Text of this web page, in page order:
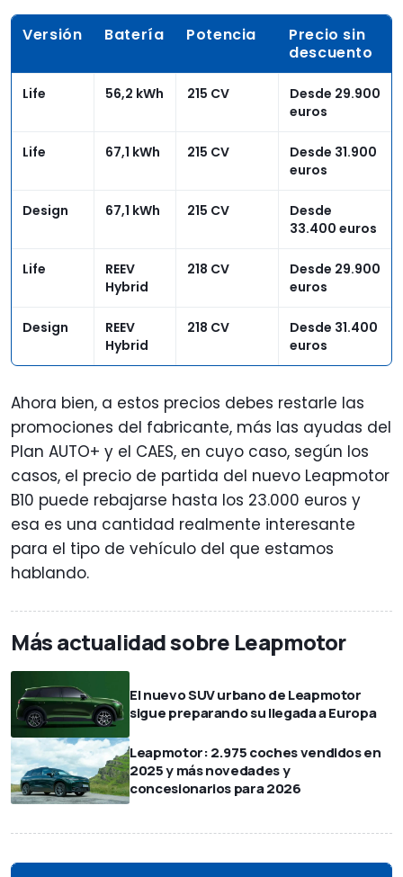
Versión Batería Potencia
Precio sin
descuento
Life 56,2 kWh 215 CV
Desde 29.900
euros
Life 67,1 kWh 215 CV
Desde 31.900
euros
Design 67,1 kWh 215 CV
Desde
33.400 euros
Life
REEV
Hybrid
218 CV
Desde 29.900
euros
Design
REEV
Hybrid
218 CV
Desde 31.400
euros
Ahora bien, a estos precios debes restarle las
promociones del fabricante, más las ayudas del
Plan AUTO+ y el CAES, en cuyo caso, según los
casos, el precio de partida del nuevo Leapmotor
B10 puede rebajarse hasta los 23.000 euros y
esa es una cantidad realmente interesante
para el tipo de vehículo del que estamos
hablando.
Más actualidad sobre Leapmotor
El nuevo SUV urbano de Leapmotor
sigue preparando su llegada a Europa
Leapmotor: 2.975 coches vendidos en
2025 y más novedades y
concesionarios para 2026